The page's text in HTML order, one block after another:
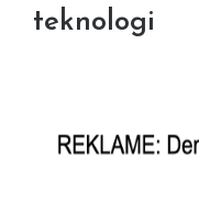
teknologi